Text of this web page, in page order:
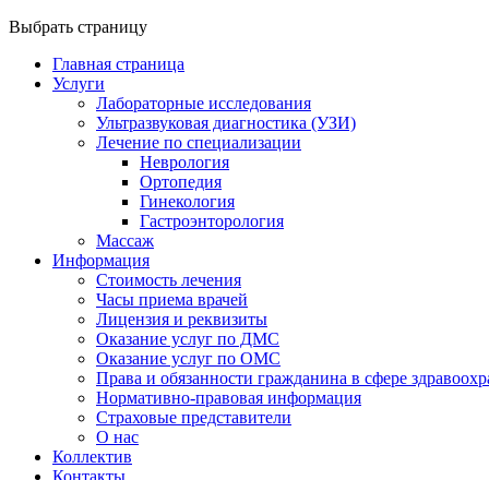
Выбрать страницу
Главная страница
Услуги
Лабораторные исследования
Ультразвуковая диагностика (УЗИ)
Лечение по специализации
Неврология
Ортопедия
Гинекология
Гастроэнторология
Массаж
Информация
Стоимость лечения
Часы приема врачей
Лицензия и реквизиты
Оказание услуг по ДМС
Оказание услуг по ОМС
Права и обязанности гражданина в сфере
Нормативно-правовая информация
Страховые представители
О нас
Коллектив
Контакты